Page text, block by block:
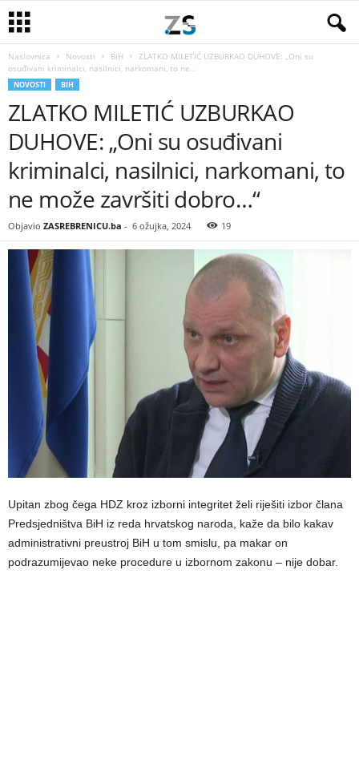
Naslovnica Novosti BiH
ZLATKO MILETIĆ UZBURKAO DUHOVE: „Oni su
osuđivani kriminalci, nasilnici, narkomani, to ne...
NOVOSTI BIH
ZLATKO MILETIĆ UZBURKAO
DUHOVE: „Oni su osuđivani
kriminalci, nasilnici, narkomani, to
ne može završiti dobro…“
Objavio ZASREBRENICU.ba - 6 ožujka, 2024 19
Upitan zbog čega HDZ kroz izborni integritet želi riješiti izbor člana
Predsjedništva BiH iz reda hrvatskog naroda, kaže da bilo kakav
administrativni preustroj BiH u tom smislu, pa makar on
podrazumijevao neke procedure u izbornom zakonu – nije dobar.